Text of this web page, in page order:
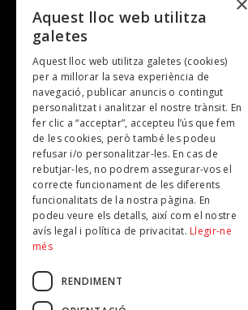
Entrevistes
Gastronomia
TV
Plans per fer
Revistes
SUBSCRIU-TE A LA NOSTRA NEWSLETTER!
Correu electrònic*
Accepto lapolítica de privacitat
Aquest lloc web utilitza
galetes
Aquest lloc web utilitza galetes (cookies)
per a millorar la seva experiència de
navegació, publicar anuncis o contingut
personalitzat i analitzar el nostre trànsit. En
fer clic a “acceptar”, accepteu l’ús que fem
de les cookies, però també les podeu
refusar i/o personalitzar-les. En cas de
rebutjar-les, no podrem assegurar-vos el
correcte funcionament de les diferents
funcionalitats de la nostra pàgina. En
podeu veure els detalls, així com el nostre
avís legal i política de privacitat. Llegir-ne
més
RENDIMENT